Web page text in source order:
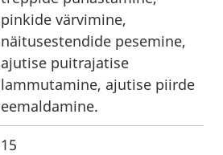
pinkide värvimine,
näitusestendide pesemine,
ajutise puitrajatise
lammutamine, ajutise piirde
eemaldamine.
15